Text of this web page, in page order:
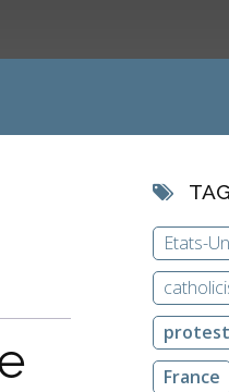
Etats-
France